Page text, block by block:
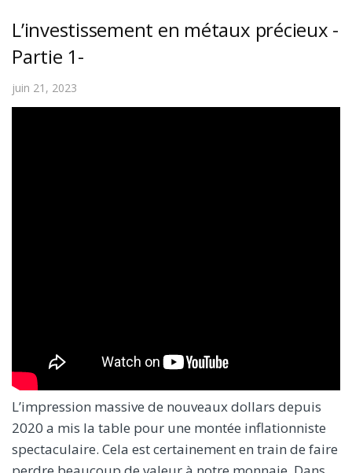
L’investissement en métaux précieux -
Partie 1-
juin 21, 2023
L’impression massive de nouveaux dollars depuis
2020 a mis la table pour une montée inflationniste
spectaculaire. Cela est certainement en train de faire